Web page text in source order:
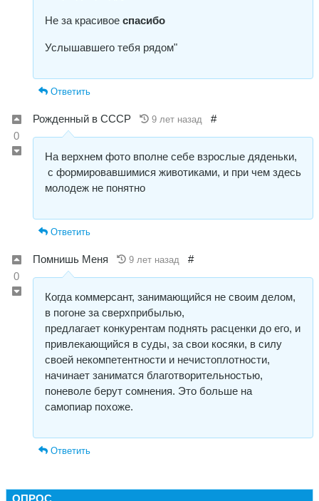
Не за красивое спасибо
Услышавшего тебя рядом"
Ответить
0
Рожденный в СССР 9 лет назад #
На верхнем фото вполне себе взрослые дяденьки,
с формировавшимися животиками, и при чем здесь
молодеж не понятно
Ответить
0
Пoмнишь Меня 9 лет назад #
Когда коммерсант, занимающийся не своим делом,
в погоне за сверхприбылью,
предлагает конкурентам поднять расценки до его, и
привлекающийся в суды, за свои косяки, в силу
своей некомпетентности и нечистоплотности,
начинает заниматся благотворительностью,
поневоле берут сомнения. Это больше на
самопиар похоже.
Ответить
ОПРОС